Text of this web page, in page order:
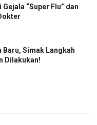
“Super Flu” dan
Baru, Simak Langkah
Dilakukan!